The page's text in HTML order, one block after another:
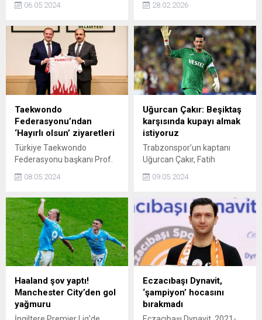
yardımcı hakemi (VAR)
06.05.2024
devi Liverpool ile eşleşti.
maçı nerede, ne zaman
oynanacak? Karşılaşma
şifresiz mi yayınlanacak?
28.02.2026
Taekwondo
Federasyonu’ndan
‘Hayırlı olsun’ ziyaretleri
Türkiye Taekwondo
Federasyonu başkanı Prof.
beraberindeki federasyon
Konya'da bir dizi 'hayırlı
olsun' ziyaretleri
gerçekleştirdi.
08.05.2024
Uğurcan Çakır: Beşiktaş
karşısında kupayı almak
istiyoruz
Trabzonspor’un kaptanı
Uğurcan Çakır, Fatih
ardından yaptığı
kaldıklarını için mutlu
olduklarını söyleyerek,
“İnşallah finalde Beşiktaş
karşısında kupayı almak
istiyoruz” dedi.
09.05.2024
Haaland şov yaptı!
Manchester City’den gol
yağmuru
Eczacıbaşı Dynavit,
‘şampiyon’ hocasını
bırakmadı